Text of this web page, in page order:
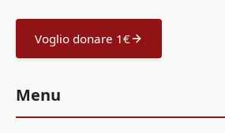
Voglio donare 1€
Menu